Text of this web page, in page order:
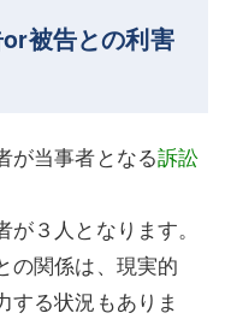
被告との利害
が当事者となる訴訟
３人となります。
の関係は、現実的
する状況もありま